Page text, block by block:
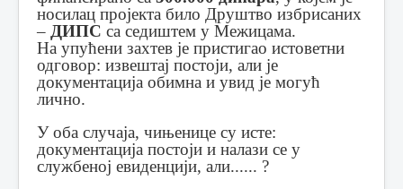
носилац пројекта било Друштво избрисаних
– ДИПС са седиштем у Межицама.
На упућени захтев је пристигао истоветни
одговор: извештај постоји, али је
документација обимна и увид је могућ
лично.
У оба случаја, чињенице су исте:
документација постоји и налази се у
службеној евиденцији, али...... ?